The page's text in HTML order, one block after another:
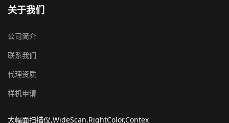
关于我们
公司简介
联系我们
代理资质
样机申请
大幅面扫描仪,WideScan,RightColor,Contex